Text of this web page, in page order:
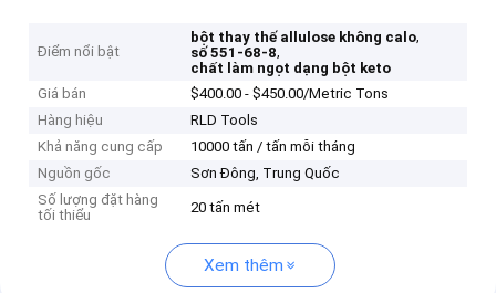
Điểm nổi bật
bột thay thế allulose không calo,
số 551-68-8,
chất làm ngọt dạng bột keto
Giá bán
$400.00 - $450.00/Metric Tons
Hàng hiệu
RLD Tools
Khả năng cung cấp
10000 tấn / tấn mỗi tháng
Nguồn gốc
Sơn Đông, Trung Quốc
Số lượng đặt hàng
tối thiểu
20 tấn mét
Xem thêm